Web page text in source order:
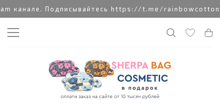
канале. Подписывайтесь https://t.me/